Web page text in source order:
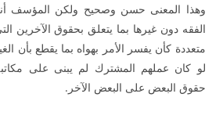
وهذا المعنى حسن وصحيح ولكن المؤسف
الفقه دون غيرها بما يتعلق بحقوق الآخرين
متعددة كأن يفسر الأمر بهواه بما يقطع بأن
لو كان عملهم المشترك لم يبنى على
حقوق البعض على البعض الآخر.